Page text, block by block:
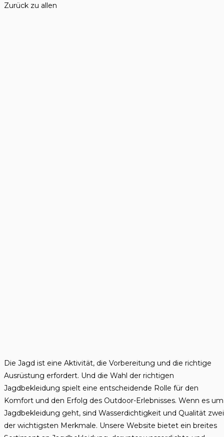
Zurück zu allen
Die Jagd ist eine Aktivität, die Vorbereitung und die richtige
Ausrüstung erfordert. Und die Wahl der richtigen
Jagdbekleidung spielt eine entscheidende Rolle für den
Komfort und den Erfolg des Outdoor-Erlebnisses. Wenn es um
Jagdbekleidung geht, sind Wasserdichtigkeit und Qualität zwei
der wichtigsten Merkmale. Unsere Website bietet ein breites